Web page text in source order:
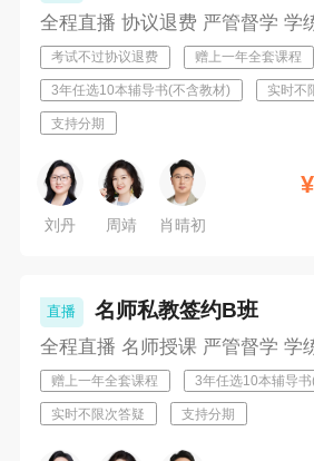
全程直播 协议退费 严管督学 学
考试不过协议退费 赠上一年全套课程
3年任选10本辅导书(不含教材) 实时不
支持分期
刘丹 周靖 肖晴初
¥
直播 名师私教签约B班
全程直播 名师授课 严管督学 学
赠上一年全套课程 3年任选10本辅导
实时不限次答疑 支持分期